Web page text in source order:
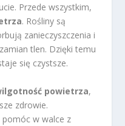
Przede wszystkim,
. Rośliny są
zanieczyszczenia i
tlen. Dzięki temu
się czystsze.
powietrza,
zdrowie.
w walce z